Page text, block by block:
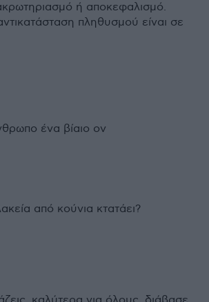
ή αποκεφαλισμό.
πληθυσμού είναι σε
ένα βίαιο ον
από κούνια κτατάει?